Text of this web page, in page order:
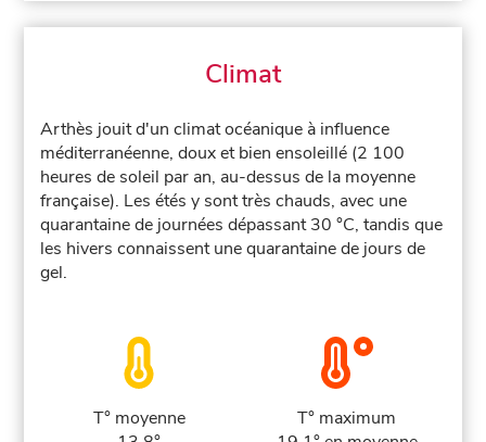
Climat
Arthès jouit d'un climat océanique à influence
méditerranéenne, doux et bien ensoleillé (2 100
heures de soleil par an, au-dessus de la moyenne
française). Les étés y sont très chauds, avec une
quarantaine de journées dépassant 30 °C, tandis que
les hivers connaissent une quarantaine de jours de
gel.
T° moyenne
T° maximum